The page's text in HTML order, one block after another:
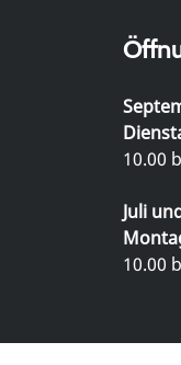
10.00
Juli
10.00